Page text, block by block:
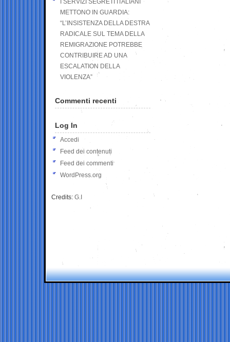
I SERVIZI SEGRETI ITALIANI
METTONO IN GUARDIA:
“L’INSISTENZA DELLA DESTRA
RADICALE SUL TEMA DELLA
REMIGRAZIONE POTREBBE
CONTRIBUIRE AD UNA
ESCALATION DELLA
VIOLENZA”
Commenti recenti
Log In
Accedi
Feed dei contenuti
Feed dei commenti
WordPress.org
Credits: G.I